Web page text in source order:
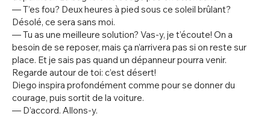
— T’es fou? Deux heures à pied sous ce soleil brûlant?
Désolé, ce sera sans moi.
— Tu as une meilleure solution? Vas-y, je t’écoute! On a
besoin de se reposer, mais ça n’arrivera pas si on reste sur
place. Et je sais pas quand un dépanneur pourra venir.
Regarde autour de toi: c’est désert!
Diego inspira profondément comme pour se donner du
courage, puis sortit de la voiture.
— D’accord. Allons-y.